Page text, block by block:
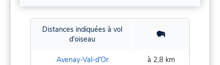
Distances indiquées à vol
d'oiseau
Avenay-Val-d'Or à 2,8 km